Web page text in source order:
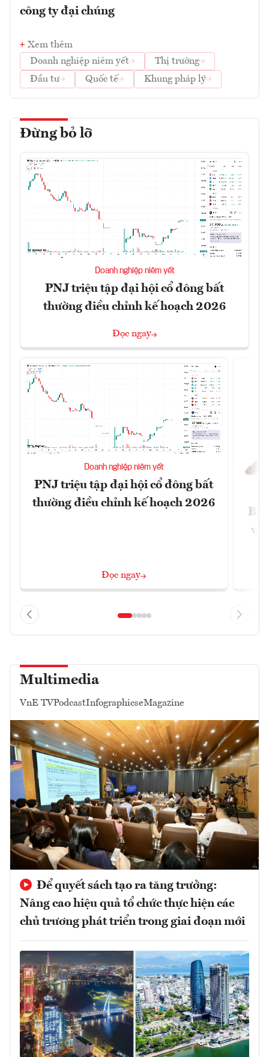
công ty đại chúng
Xem thêm
Doanh nghiệp niêm yết
Thị trường
Đầu tư
Quốc tế Khung pháp lý
Đừng bỏ lỡ
Doanh nghiệp niêm yết
PNJ triệu tập đại hội cổ đông bất
thường điều chỉnh kế hoạch 2026
Đọc ngay
Doanh nghiệp niêm yết
PNJ triệu tập đại hội cổ đông bất
thường điều chỉnh kế hoạch 2026
Đọc ngay
và
Multimedia
VnE TVPodcastInfographicseMagazine
Để quyết sách tạo ra tăng trưởng:
Nâng cao hiệu quả tổ chức thực hiện các
chủ trương phát triển trong giai đoạn mới